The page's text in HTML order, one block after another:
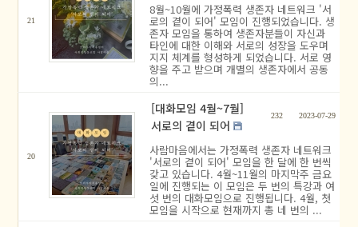
21
8월~10월에 가정폭력 생존자 네트워크 '서
로의 곁이 되어' 모임이 진행되었습니다. 생
존자 모임을 통하여 생존자분들이 자신과
타인에 대한 이해와 서로의 성장을 도우며
지지 체계를 형성하게 되었습니다. 서로 영
향을 주고 받으며 개별의 생존자에서 공동
의...
20
[대화모임 4월~7월]
서로의 곁이 되어
232 2023-07-29
사람마음에서는 가정폭력 생존자 네트워크
'서로의 곁이 되어' 모임을 한 달에 한 번씩
갖고 있습니다. 4월~11월의 마지막주 금요
일에 진행되는 이 모임은 두 번의 특강과 여
섯 번의 대화모임으로 진행됩니다. 4월, 첫
모임을 시작으로 현재까지 총 네 번의 ...